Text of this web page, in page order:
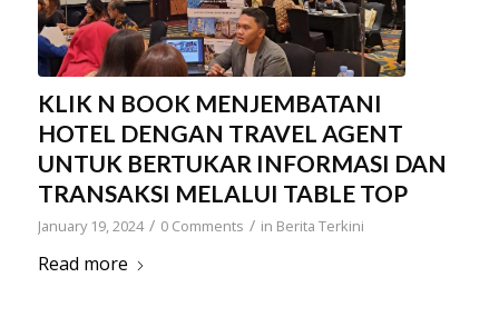
KLIK N BOOK MENJEMBATANI
HOTEL DENGAN TRAVEL AGENT
UNTUK BERTUKAR INFORMASI DAN
TRANSAKSI MELALUI TABLE TOP
January 19, 2024 / 0 Comments / in Berita Terkini
Read more